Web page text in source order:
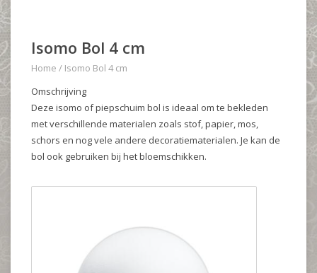
Isomo Bol 4 cm
Home / Isomo Bol 4 cm
Omschrijving
Deze isomo of piepschuim bol is ideaal om te bekleden
met verschillende materialen zoals stof, papier, mos,
schors en nog vele andere decoratiematerialen. Je kan de
bol ook gebruiken bij het bloemschikken.